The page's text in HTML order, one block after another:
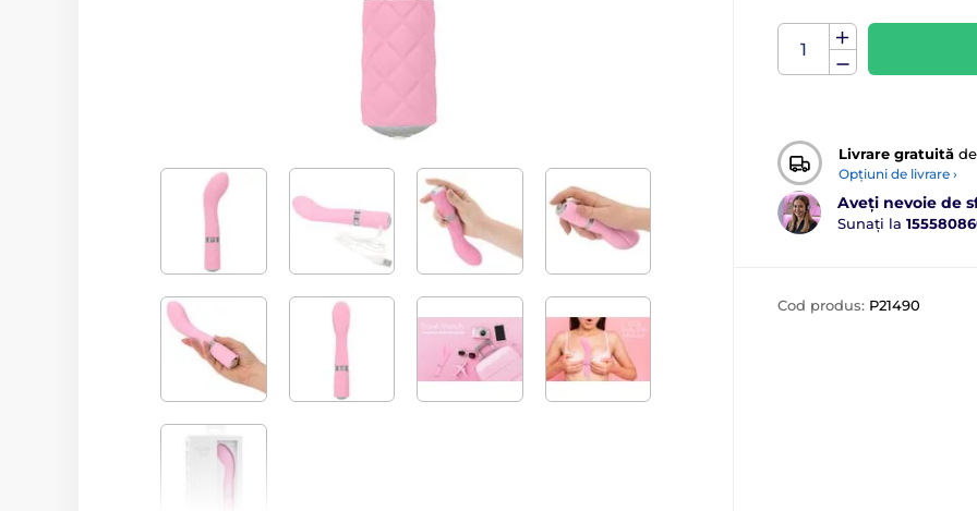
Livrare gratuită
Opțiuni de livrare ›
Aveți nevoie de
Sunați la
Cod produs: P21490